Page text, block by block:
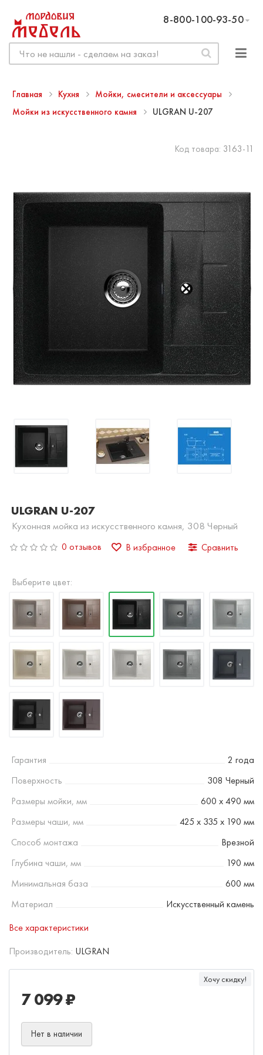
8-800-100-93-50
Главная Кухня
Мойки, смесители и аксессуары
Мойки из искусственного камня
ULGRAN U-207
Код товара: 3163-11
ULGRAN U-207
Кухонная мойка из искусственного камня, 308 Черный
0 отзывов В избранное Сравнить
Выберите цвет:
Гарантия
2 года
Поверхность
308 Черный
Размеры мойки, мм
600 х 490 мм
Размеры чаши, мм
425 х 335 х 190 мм
Способ монтажа
Врезной
Глубина чаши, мм
190 мм
Минимальная база
600 мм
Материал
Искусственный камень
Все характеристики
Производитель: ULGRAN
Хочу скидку!
7 099 ₽
Нет в наличии